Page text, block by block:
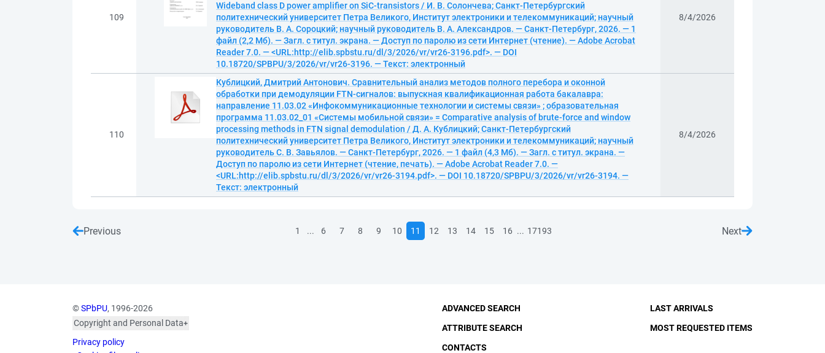
109
Wideband class D power amplifier on SiC-transistors / И. В. Солончева; Санкт-Петербургский
политехнический университет Петра Великого, Институт электроники и телекоммуникаций; научный
руководитель В. А. Сороцкий; научный руководитель В. А. Александров. — Санкт-Петербург, 2026. — 1
файл (2,2 Мб). — Загл. с титул. экрана. — Доступ по паролю из сети Интернет (чтение). — Adobe Acrobat
Reader 7.0. — <URL:http://elib.spbstu.ru/dl/3/2026/vr/vr26-3196.pdf>. — DOI
10.18720/SPBPU/3/2026/vr/vr26-3196. — Текст: электронный
8/4/2026
110
Кублицкий, Дмитрий Антонович. Сравнительный анализ методов полного перебора и оконной
обработки при демодуляции FTN-сигналов: выпускная квалификационная работа бакалавра:
направление 11.03.02 «Инфокоммуникационные технологии и системы связи» ; образовательная
программа 11.03.02_01 «Системы мобильной связи» = Comparative analysis of brute-force and window
processing methods in FTN signal demodulation / Д. А. Кублицкий; Санкт-Петербургский
политехнический университет Петра Великого, Институт электроники и телекоммуникаций; научный
руководитель С. В. Завьялов. — Санкт-Петербург, 2026. — 1 файл (4,3 Мб). — Загл. с титул. экрана. —
Доступ по паролю из сети Интернет (чтение, печать). — Adobe Acrobat Reader 7.0. —
<URL:http://elib.spbstu.ru/dl/3/2026/vr/vr26-3194.pdf>. — DOI 10.18720/SPBPU/3/2026/vr/vr26-3194. —
Текст: электронный
8/4/2026
Previous 1 ... 6 7 8 9 10 11 12 13 14 15 16 ... 17193 Next
©SPbPU, 1996-2026
Copyright and Personal Data
published with the
Privacy policy
ADVANCED SEARCH
ATTRIBUTE SEARCH
CONTACTS
LAST ARRIVALS
MOST REQUESTED ITEMS